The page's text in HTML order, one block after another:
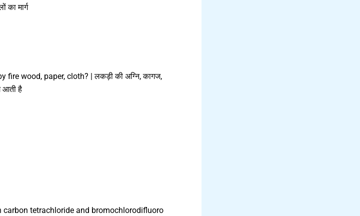
मार्ग
fire wood, paper, cloth? | लकड़ी की अग्नि, कागज,
आती है
tetrachloride and bromochlorodifluoro